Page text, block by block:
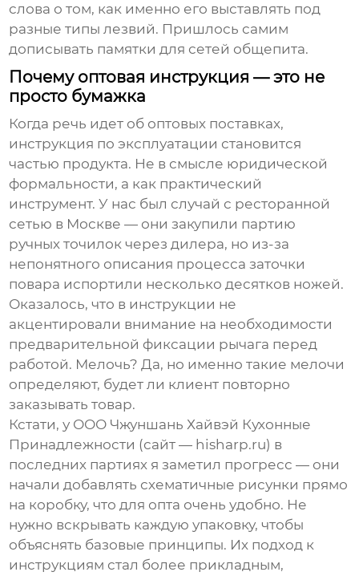
слова о том, как именно его выставлять под
разные типы лезвий. Пришлось самим
дописывать памятки для сетей общепита.
Почему оптовая инструкция — это не
просто бумажка
Когда речь идет об оптовых поставках,
инструкция по эксплуатации становится
частью продукта. Не в смысле юридической
формальности, а как практический
инструмент. У нас был случай с ресторанной
сетью в Москве — они закупили партию
ручных точилок через дилера, но из-за
непонятного описания процесса заточки
повара испортили несколько десятков ножей.
Оказалось, что в инструкции не
акцентировали внимание на необходимости
предварительной фиксации рычага перед
работой. Мелочь? Да, но именно такие мелочи
определяют, будет ли клиент повторно
заказывать товар.
Кстати, у ООО Чжуншань Хайвэй Кухонные
Принадлежности (сайт — hisharp.ru) в
последних партиях я заметил прогресс — они
начали добавлять схематичные рисунки прямо
на коробку, что для опта очень удобно. Не
нужно вскрывать каждую упаковку, чтобы
объяснять базовые принципы. Их подход к
инструкциям стал более прикладным,